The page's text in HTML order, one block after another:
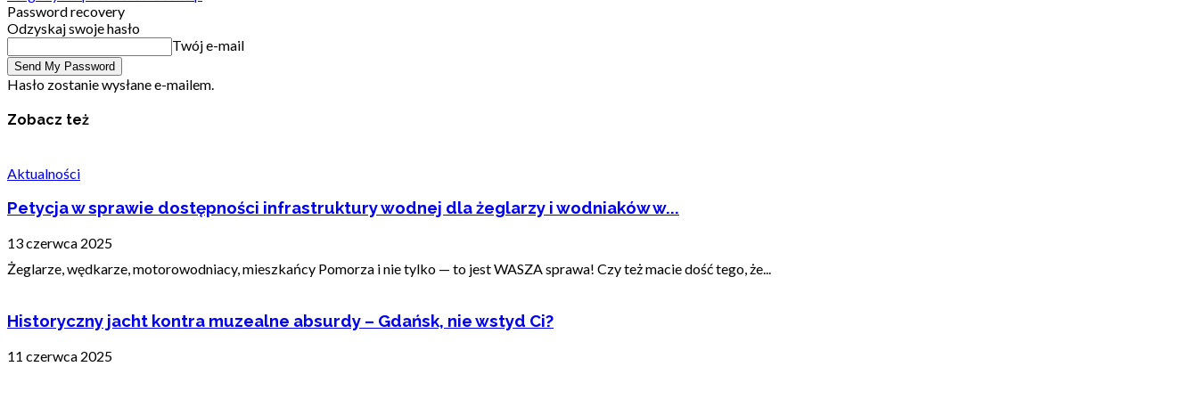
Password recovery
Odzyskaj swoje hasło
Twój e-mail
Hasło zostanie wysłane e-mailem.
Zobacz też
Aktualności
Petycja w sprawie dostępności infrastruktury wodnej dla żeglarzy i wodniaków w...
13 czerwca 2025
Żeglarze, wędkarze, motorowodniacy, mieszkańcy Pomorza i nie tylko — to jest WASZA sprawa! Czy też macie dość tego, że...
Historyczny jacht kontra muzealne absurdy – Gdańsk, nie wstyd Ci?
11 czerwca 2025